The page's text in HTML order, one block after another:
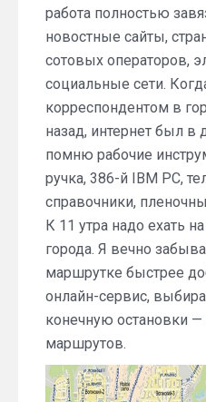
работа полностью
новостные сайты,
сотовых операторов,
социальные сети.
корреспондентом в
назад, интернет был в
помню рабочие
ручка, 386-й IBM PC,
справочники,
К 11 утра надо ехать
города. Я вечно
маршрутке быстрее
онлайн-сервис,
конечную остановки
маршрутов.